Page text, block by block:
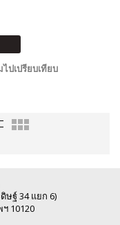
ไปเปรียบเทียบ
ษฐ์ 34 แยก 6)
10120